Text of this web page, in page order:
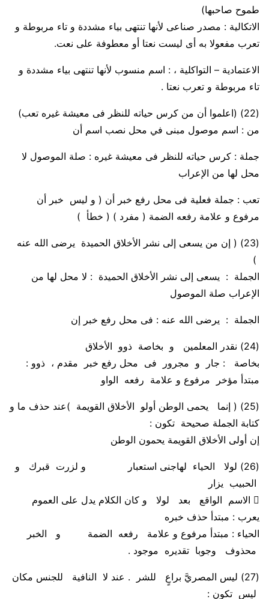
طموح صاحبها)
الاتكالية : مصدر صناعى لأنها تنتهى بياء مشددة و تاء مربوطة و
تعرب مفعولا به أى ليست نعتا أو معطوفة على نعت.
الاعتمادية – التواكلية ، : اسم منسوب لأنها تنتهى بياء مشددة و
تاء مربوطة و تعرب نعتا .
(22)
(اعلموا أن من كرس حياته للنظر فى معيشة غيره تعب)
من : اسم موصول مبنى في محل نصب اسم أن
جملة : كرس حياته للنظر فى معيشة غيره : صلة الموصول لا
محل لها من الإعراب
تعب : جملة فعلية فى محل رفع خبر أن ( و ليس خبر أن
مرفوع و علامة رفعه الضمة ( مفرد ) ( خطأ )
(23)
( إن من يسعى إلى نشر الأخلاق الحميدة يرضى الله عنه
)
الجملة : يسعى إلى نشر الأخلاق الحميدة : لا محل لها من
الإعراب صلة الموصول
الجملة : يرضى الله عنه : فى محل رفع خبر إن
(24)
نقدر المعلمين و بخاصة ذوو الأخلاق
بخاصة : جار و مجرور فى محل رفع خبر مقدم ، ذوو :
مبتدأ مؤخر مرفوع و علامة رفعه الواو
(25)
( إنما يحمى الوطن أولو الأخلاق القويمة )عند حذف ما و
كتابة الجملة صحيحة تكون :
إن أولى الأخلاق القويمة يحمون الوطن
(26)
لولا الحياء لهاجنى استعبار و لزرت قبرك و
الحبيب يزار
 الاسم الواقع بعد لولا و كان الكلام يدل على العموم
يعرب : مبتدأ حذف خبره
الحياء : مبتدأ مرفوع و علامة رفعه الضمة و الخبر
محذوف وجوبا تقديره موجود .
(27)
ليس المصريَّ براعٍ للشر . عند لا النافية للجنس مكان
ليس تكون :